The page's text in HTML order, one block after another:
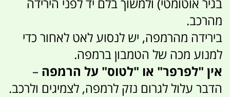
מהרכב.
בירידה מהרמפה, יש לנסוע לאט לאחור כדי
למנוע מכה של הטמבון ברמפה.
אין "לפרפר" או "לטוס" על הרמפה –
הדבר עלול לגרום נזק לרמפה, לצמיגים ולרכב.